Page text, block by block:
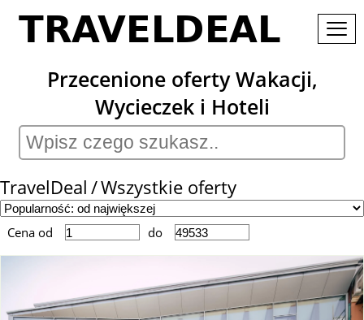
Przecenione oferty Wakacji,
Wycieczek i Hoteli
TravelDeal Wszystkie oferty
Cena od do